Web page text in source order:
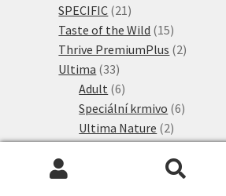
SPECIFIC 21 21
produktů
Taste of the Wild 1515
produktů
Thrive PremiumPlus 22
Ultima 3333
produktů
Adult 66
produktů
Speciální krmivo 66
Ultima Nature 22
produkty
Ultima Sterilised 1919
Venandi Animal